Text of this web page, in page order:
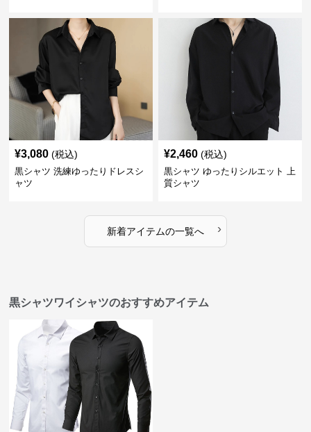
¥3,080 (税込)
黒シャツ 洗練ゆったりドレスシ
ャツ
¥2,460 (税込)
黒シャツ ゆったりシルエット 上
質シャツ
新着アイテムの一覧へ ›
黒シャツワイシャツのおすすめアイテム